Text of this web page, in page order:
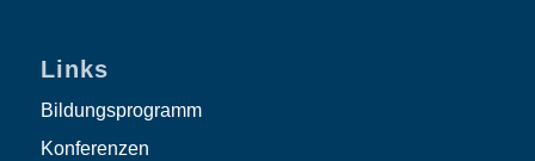
Links
Bildungsprogramm
Konferenzen